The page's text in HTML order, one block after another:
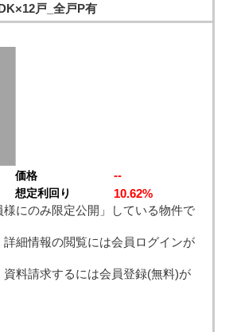
戸_全戸P有
価格 --
想定利回り
10.62%
様にのみ限定公開」している物件で
細情報の閲覧には会員ログインが
料請求するには会員登録(無料)が